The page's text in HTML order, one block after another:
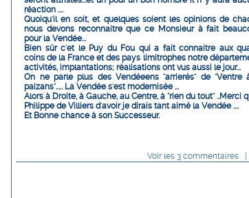
réaction ....
Quoiqu'il en soit, et quelques soient les opinions de
nous devons reconnaitre que ce Monsieur à fait
pour la Vendée...
Bien sûr c'et le Puy du Fou qui a fait connaitre aux
coins de la France et des pays limitrophes notre
activités, implantations; réalisations ont vus aussi le jour...
On ne parle plus des Vendéeens "arrierés" de "Ventre
paizans"..... La Vendée s'est modernisée ...
Alors à Droite, à Gauche, au Centre, à "rien du tout" ..Merci
Philippe de Villiers d'avoir je dirais tant aimé la Vendée ....
Et Bonne chance à son Successeur.
Voir les 3 commentaires